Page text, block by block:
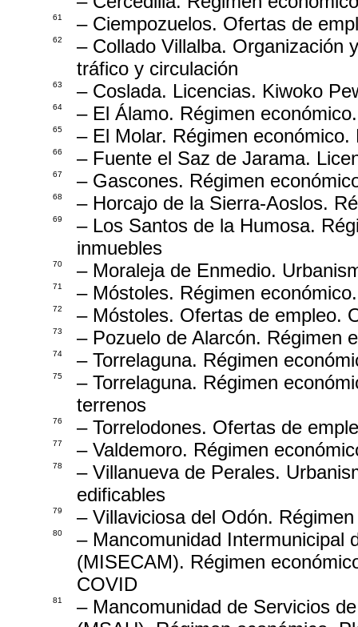
61 – Ciempozuelos. Ofertas de
62
– Collado Villalba. Organización
tráfico y circulación
63 – Coslada. Licencias. Kiwoko
64 – El Álamo. Régimen
65 – El Molar. Régimen
66 – Fuente el Saz de Jarama.
67 – Gascones. Régimen
68 – Horcajo de la Sierra-Aoslos.
69
– Los Santos de la Humosa.
inmuebles
70 – Moraleja de Enmedio.
71 – Móstoles. Régimen
72 – Móstoles. Ofertas de empleo.
73 – Pozuelo de Alarcón. Régimen
74 – Torrelaguna. Régimen
75
– Torrelaguna. Régimen
terrenos
76 – Torrelodones. Ofertas de
77 – Valdemoro. Régimen
78
– Villanueva de Perales.
edificables
79 – Villaviciosa del Odón.
80
– Mancomunidad Intermunicipal
(MISECAM). Régimen
COVID
81
– Mancomunidad de Servicios